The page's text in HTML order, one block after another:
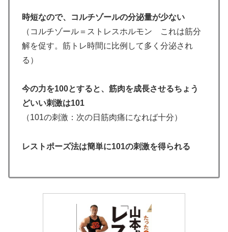
時短なので、コルチゾールの分泌量が少ない
（コルチゾール＝ストレスホルモン これは筋分
解を促す。筋トレ時間に比例して多く分泌され
る）
今の力を100とすると、筋肉を成長させるちょう
どいい刺激は101
（101の刺激：次の日筋肉痛になれば十分）
レストポーズ法は簡単に101の刺激を得られる